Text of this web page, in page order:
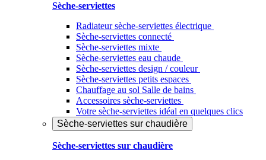
Sèche-serviettes
Radiateur sèche-serviettes électrique
Sèche-serviettes connecté
Sèche-serviettes mixte
Sèche-serviettes eau chaude
Sèche-serviettes design / couleur
Sèche-serviettes petits espaces
Chauffage au sol Salle de bains
Accessoires sèche-serviettes
Votre sèche-serviettes idéal en quelques clics
Sèche-serviettes sur chaudière
Sèche-serviettes sur chaudière